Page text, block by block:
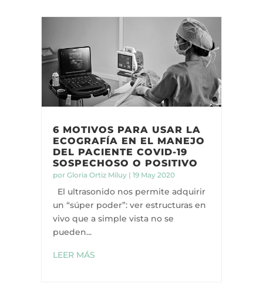
6 MOTIVOS PARA USAR LA
ECOGRAFÍA EN EL MANEJO
DEL PACIENTE COVID-19
SOSPECHOSO O POSITIVO
por Gloria Ortiz Miluy| 19 May 2020
El ultrasonido nos permite adquirir
un “súper poder”: ver estructuras en
vivo que a simple vista no se
pueden...
LEER MÁS